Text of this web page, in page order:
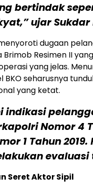
bertindak
ujar
dugaan
Brimob Resimen II
yang jelas.
BKO seharusnya
yang ketat.
indikasi
Nomor 4
1 Tahun
evaluasi
Seret Aktor Sipil